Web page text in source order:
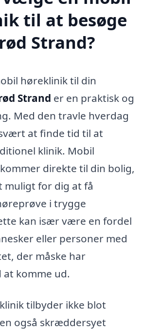
til at besøge
Strand?
høreklinik til din
Strand er en praktisk og
Med den travle hverdag
at finde tid til at
klinik. Mobil
direkte til din bolig,
muligt for dig at få
i trygge
kan især være en fordel
eller personer med
der måske har
at komme ud.
tilbyder ikke blot
også skræddersyet